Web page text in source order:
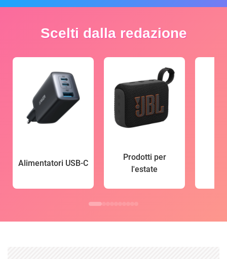
Scelti dalla redazione
Alimentatori USB-C
Prodotti per
l'estate